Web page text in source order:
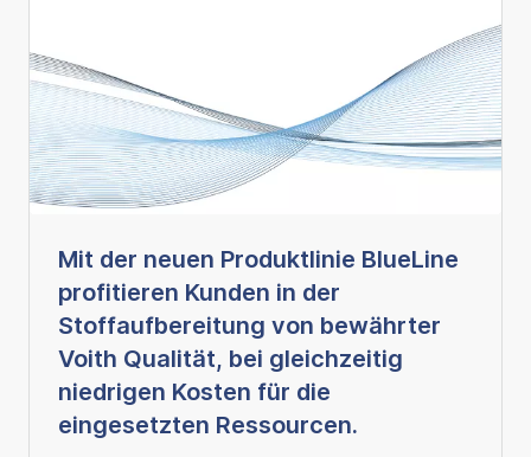
Mit der neuen Produktlinie BlueLine
profitieren Kunden in der
Stoffaufbereitung von bewährter
Voith Qualität, bei gleichzeitig
niedrigen Kosten für die
eingesetzten Ressourcen.